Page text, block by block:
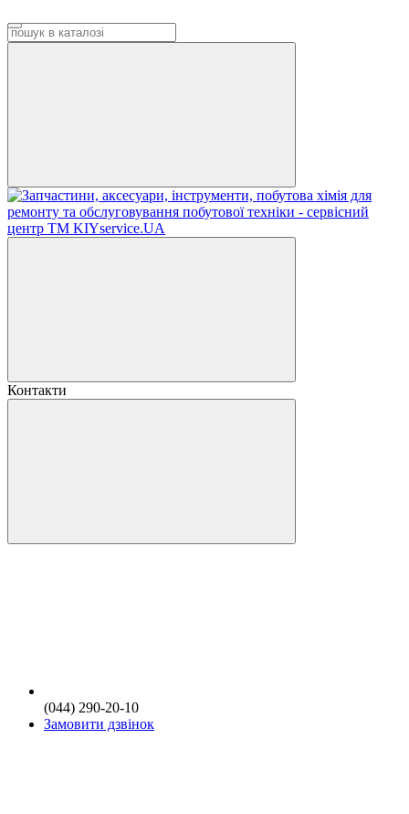
Контакти
(044) 290-20-10
Замовити дзвінок